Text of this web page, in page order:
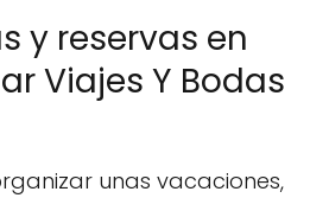
y reservas en
Viajes Y Bodas
unas vacaciones,